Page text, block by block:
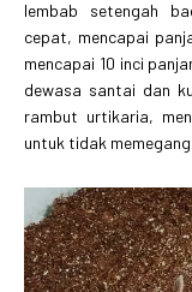
lembab setengah
cepat, mencapai
mencapai 10 inci
dewasa santai dan
rambut urtikaria,
untuk tidak